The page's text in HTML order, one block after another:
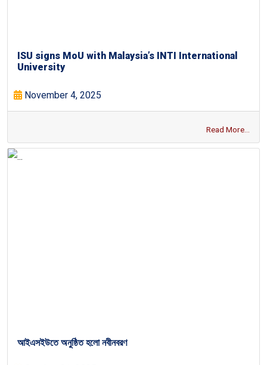
ISU signs MoU with Malaysia’s INTI International
University
November 4, 2025
Read More...
আইএসইউতে অনুষ্ঠিত হলো নবীনবরণ